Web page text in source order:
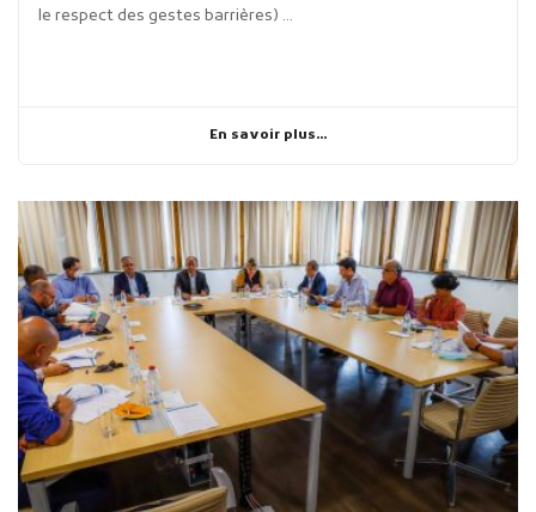
le respect des gestes barrières) ...
En savoir plus...